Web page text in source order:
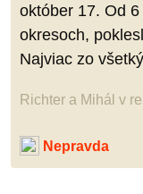
október 17. Od
okresoch,
Najviac zo
Richter a Mihál v
Nepravda